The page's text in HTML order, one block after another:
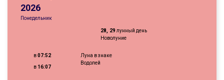
2026
Понедельник
28, 29лунный день
Новолуние
в07:52
в 16:07
Луна в знаке
Водолей